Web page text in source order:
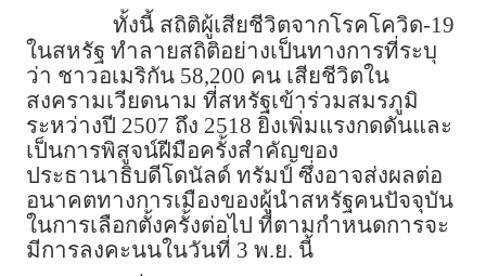
ทั้งนี้ สถิติผู้เสียชีวิตจากโรคโควิด-19
ในสหรัฐ ทำลายสถิติอย่างเป็นทางการที่ระบุ
ว่า ชาวอเมริกัน 58,200 คน เสียชีวิตใน
สงครามเวียดนาม ที่สหรัฐเข้าร่วมสมรภูมิ
ระหว่างปี 2507 ถึง 2518 ยิ่งเพิ่มแรงกดดันและ
เป็นการพิสูจน์ฝีมือครั้งสำคัญของ
ประธานาธิบดีโดนัลด์ ทรัมป์ ซึ่งอาจส่งผลต่อ
อนาคตทางการเมืองของผู้นำสหรัฐคนปัจจุบัน
ในการเลือกตั้งครั้งต่อไป ที่ตามกำหนดการจะ
มีการลงคะนนในวันที่ 3 พ.ย. นี้